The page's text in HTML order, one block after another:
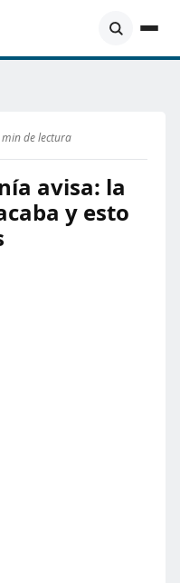
de lectura
avisa: la
y esto